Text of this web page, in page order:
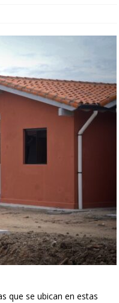
que se ubican en estas